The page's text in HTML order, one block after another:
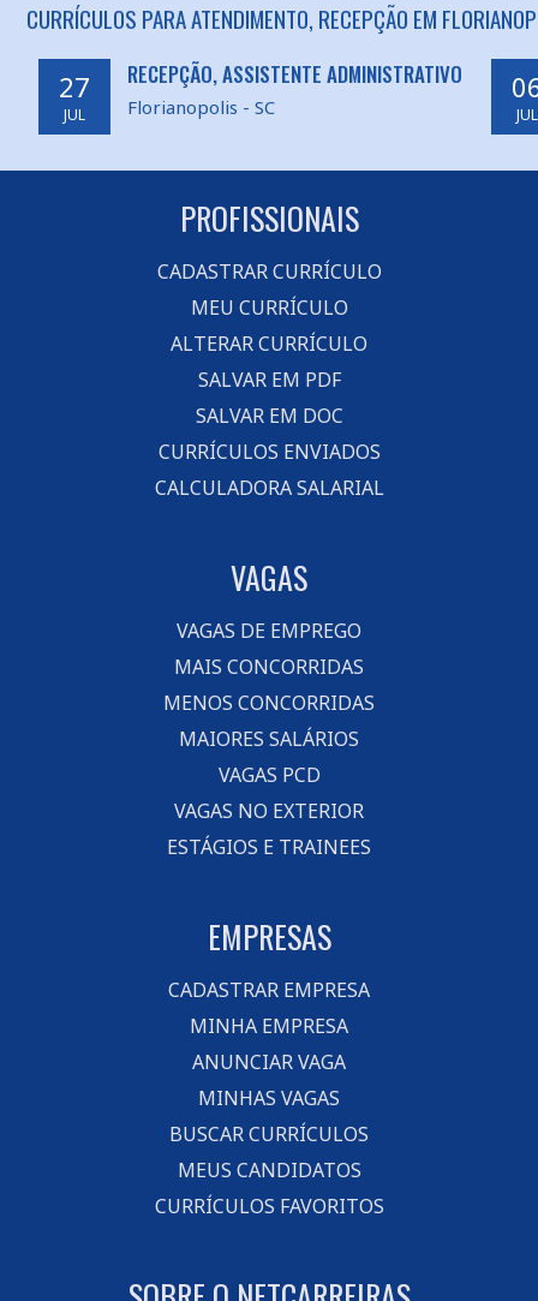
CURRÍCULOS PARA ATENDIMENTO, RECEPÇÃO EM
27
JUL
RECEPÇÃO, ASSISTENTE ADMINISTRATIVO
Florianopolis - SC JUL
PROFISSIONAIS
CADASTRAR CURRÍCULO
MEU CURRÍCULO
ALTERAR CURRÍCULO
SALVAR EM PDF
SALVAR EM DOC
CURRÍCULOS ENVIADOS
CALCULADORA SALARIAL
VAGAS
VAGAS DE EMPREGO
MAIS CONCORRIDAS
MENOS CONCORRIDAS
MAIORES SALÁRIOS
VAGAS PCD
VAGAS NO EXTERIOR
ESTÁGIOS E TRAINEES
EMPRESAS
CADASTRAR EMPRESA
MINHA EMPRESA
ANUNCIAR VAGA
MINHAS VAGAS
BUSCAR CURRÍCULOS
MEUS CANDIDATOS
CURRÍCULOS FAVORITOS